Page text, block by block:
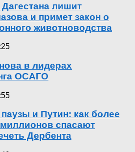
лишит
и примет закон о
животноводства
в лидерах
ОСАГО
и Путин: как более
спасают
Дербента